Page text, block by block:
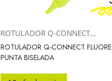
 Vista rápida
ROTULADOR Q-CONNECT...
ROTULADOR Q-CONNECT
PUNTA BISELADA